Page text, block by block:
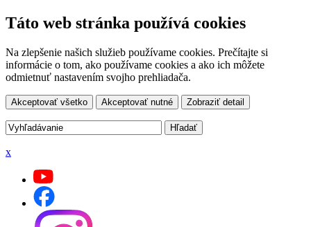
Táto web stránka používá cookies
Na zlepšenie našich služieb používame cookies. Prečítajte si
informácie o tom, ako používame cookies a ako ich môžete
odmietnuť nastavením svojho prehliadača.
Akceptovať všetko Akceptovať nutné Zobraziť detail
x